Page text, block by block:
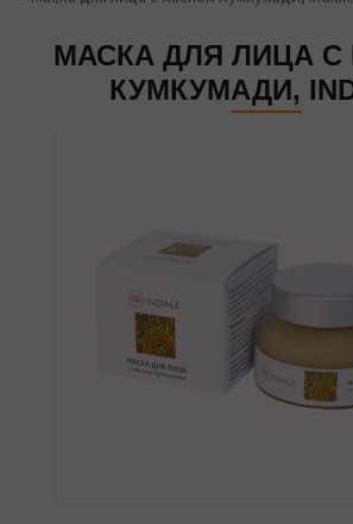
МАСКА ДЛЯ ЛИЦА
КУМКУМАДИ,